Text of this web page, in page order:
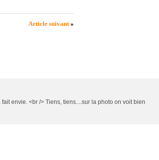
Article suivant»
envie. <br /> Tiens, tiens....sur la photo on voit bien